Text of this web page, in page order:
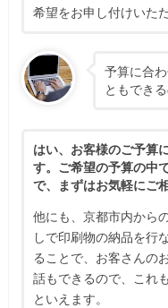
希望をお申し付けいた
予算に合
ともでき
はい、お客様のご予算
す。ご希望の予算の中
で、まずはお気軽にご
他にも、京都市内から
しで印刷物の納品を行
ることで、お客さんの
話もできるので、これ
といえます。